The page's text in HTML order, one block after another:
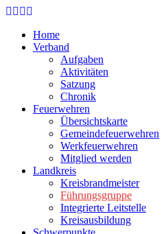
Skip
main
content
Home
Verband
Aufgaben
Aktivitäten
Satzung
Chronik
Feuerwehren
Übersichtskarte
Gemeindefeuerwehren
Werkfeuerwehren
Mitglied werden
Landkreis
Kreisbrandmeister
Führungsgruppe
Integrierte Leitstelle
Kreisausbildung